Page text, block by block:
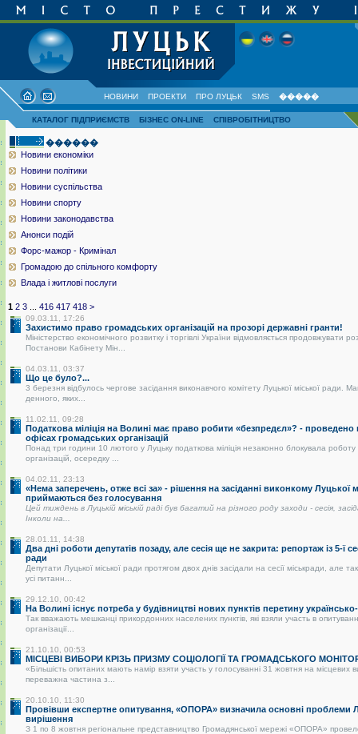
НОВИНИ ПРОЕКТИ ПРО ЛУЦЬК SMS �����
КАТАЛОГ ПІДПРИЄМСТВ БІЗНЕС ON-LINE СПІВРОБІТНИЦТВО
������
Новини економіки
Новини політики
Новини суспільства
Новини спорту
Новини законодавства
Анонси подій
Форс-мажор - Кримінал
Громадою до спільного комфорту
Влада і житлові послуги
1 2 3 416 417 418 >
09.03.11, 17:26
Захистимо право громадських організацій на прозорі державні гранти!
Міністерство економічного розвитку і торгівлі України відмовляється продовжувати
Постанови Кабінету Мін...
04.03.11, 03:37
Що це було?...
3 березня відбулось чергове засідання виконавчого комітету Луцької міської ради.
денного, яких...
11.02.11, 09:28
Податкова міліція на Волині має право робити «безпредєл»? -
офісах громадських організацій
Понад три години 10 лютого у Луцьку податкова міліція незаконно блокувала
організацій, осередку ...
04.02.11, 23:13
«Нема заперечень, отже всі за» - рішення на засіданні виконкому Луцької
приймаються без голосування
Цей тиждень в Луцькій міській раді був багатий на різного роду заходи - сесія,
Інколи на...
28.01.11, 14:38
Два дні роботи депутатів позаду, але сесія ще не закрита: репортаж із 5-ї
ради
Депутати Луцької міської ради протягом двох днів засідали на сесії міськради, але
усі питанн...
29.12.10, 00:42
На Волині існує потреба у будівництві нових пунктів перетину
Так вважають мешканці прикордонних населених пунктів, які взяли участь в
організації...
21.10.10, 00:53
МІСЦЕВІ ВИБОРИ КРІЗЬ ПРИЗМУ СОЦІОЛОГІЇ ТА ГРОМАДСЬКОГО
«Більшість опитаних мають намір взяти участь у голосуванні 31 жовтня на місцевих
переважна частина з...
20.10.10, 11:30
Провівши експертне опитування, «ОПОРА» визначила основні проблеми
вирішення
З 1 по 8 жовтня регіональне представництво Громадянської мережі «ОПОРА»